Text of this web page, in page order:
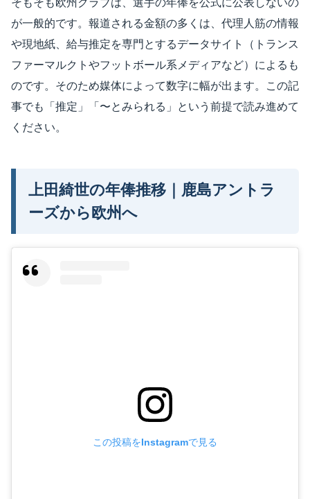
そもそも欧州クラブは、選手の年俸を公式に公表しないの
が一般的です。報道される金額の多くは、代理人筋の情報
や現地紙、給与推定を専門とするデータサイト（トランス
ファーマルクトやフットボール系メディアなど）によるも
のです。そのため媒体によって数字に幅が出ます。この記
事でも「推定」「〜とみられる」という前提で読み進めて
ください。
上田綺世の年俸推移｜鹿島アントラ
ーズから欧州へ
この投稿をInstagramで見る